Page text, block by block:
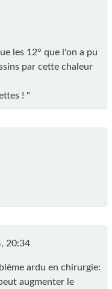
les 12° que l'on a pu
par cette chaleur
! "
20:34
ardu en chirurgie:
augmenter le